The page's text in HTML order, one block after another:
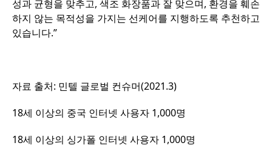
성과 균형을 맞추고, 색조 화장품과 잘 맞으며, 환경을 훼손
하지 않는 목적성을 가지는 선케어를 지행하도록 추천하고
있습니다.”
자료 출처: 민텔 글로벌 컨슈머(2021.3)
18세 이상의 중국 인터넷 사용자 1,000명
18세 이상의 싱가폴 인터넷 사용자 1,000명